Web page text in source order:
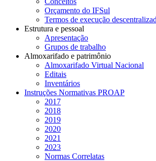
Orçamento do IFSul
Termos de execução
Estrutura e pessoal
Apresentação
Grupos de trabalho
Almoxarifado e patrimônio
Almoxarifado Virtual Nacional
Editais
Inventários
Instruções Normativas PROAP
2017
2018
2019
2020
2021
2023
Normas Correlatas